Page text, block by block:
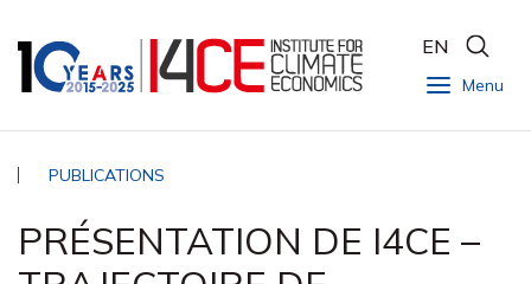
Menu
EN
PUBLICATIONS
PRÉSENTATION DE I4CE –